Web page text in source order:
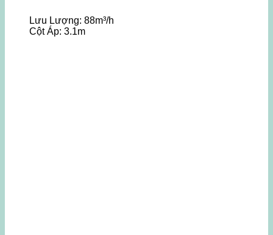
Lưu Lượng: 88m³/h
Cột Áp: 3.1m